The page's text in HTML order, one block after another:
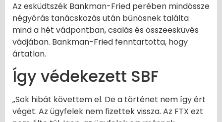
Az esküdtszék Bankman-Fried perében mindössze
négyórás tanácskozás után bűnösnek találta
mind a hét vádpontban, csalás és összeesküvés
vádjában. Bankman-Fried fenntartotta, hogy
ártatlan.
Így védekezett SBF
„Sok hibát követtem el. De a történet nem így ért
véget. Az ügyfelek nem fizettek vissza. Az FTX ezt